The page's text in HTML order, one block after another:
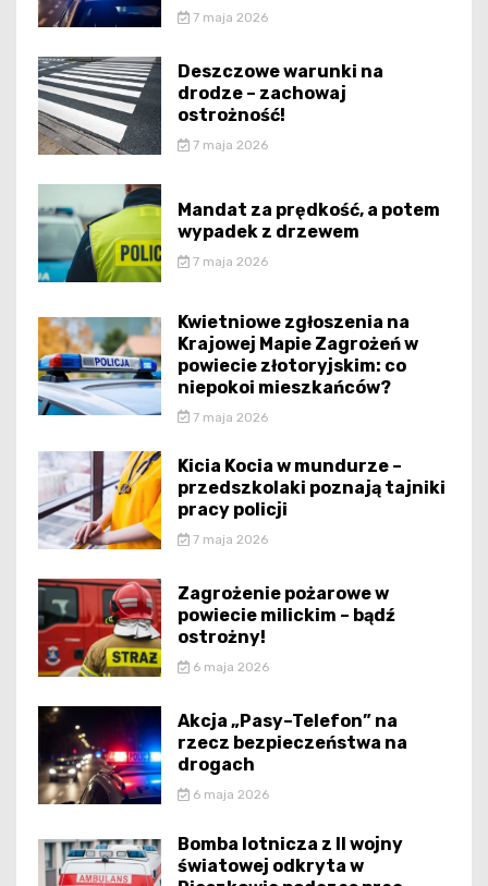
7 maja 2026
Deszczowe warunki na
drodze – zachowaj
ostrożność!
7 maja 2026
Mandat za prędkość, a potem
wypadek z drzewem
7 maja 2026
Kwietniowe zgłoszenia na
Krajowej Mapie Zagrożeń w
powiecie złotoryjskim: co
niepokoi mieszkańców?
7 maja 2026
Kicia Kocia w mundurze –
przedszkolaki poznają tajniki
pracy policji
7 maja 2026
Zagrożenie pożarowe w
powiecie milickim – bądź
ostrożny!
6 maja 2026
Akcja „Pasy–Telefon” na
rzecz bezpieczeństwa na
drogach
6 maja 2026
Bomba lotnicza z II wojny
światowej odkryta w